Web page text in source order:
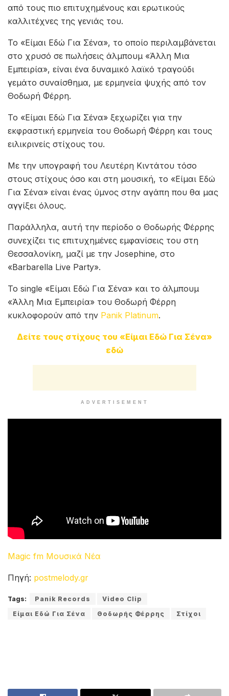
από τους πιο επιτυχημένους και ερωτικούς
καλλιτέχνες της γενιάς του.
Το «Είμαι Εδώ Για Σένα», το οποίο περιλαμβάνεται
στο χρυσό σε πωλήσεις άλμπουμ «Άλλη Μια
Εμπειρία», είναι ένα δυναμικό λαϊκό τραγούδι
γεμάτο συναίσθημα, με ερμηνεία ψυχής από τον
Θοδωρή Φέρρη.
Το «Είμαι Εδώ Για Σένα» ξεχωρίζει για την
εκφραστική ερμηνεία του Θοδωρή Φέρρη και τους
ειλικρινείς στίχους του.
Με την υπογραφή του Λευτέρη Κιντάτου τόσο
στους στίχους όσο και στη μουσική, το «Είμαι Εδώ
Για Σένα» είναι ένας ύμνος στην αγάπη που θα μας
αγγίξει όλους.
Παράλληλα, αυτή την περίοδο ο Θοδωρής Φέρρης
συνεχίζει τις επιτυχημένες εμφανίσεις του στη
Θεσσαλονίκη, μαζί με την Josephine, στο
«Barbarella Live Party».
Το single «Είμαι Εδώ Για Σένα» και το άλμπουμ
«Άλλη Μια Εμπειρία» του Θοδωρή Φέρρη
κυκλοφορούν από την Panik Platinum.
Δείτε τους στίχους του «Είμαι Εδώ Για Σένα»
εδώ
ADVERTISEMENT
Magic fm Μουσικά Νέα
Πηγή: postmelody.gr
Tags: Panik Records
Video Clip
Είμαι Εδώ Για Σένα
Θοδωρής Φέρρης Στίχοι